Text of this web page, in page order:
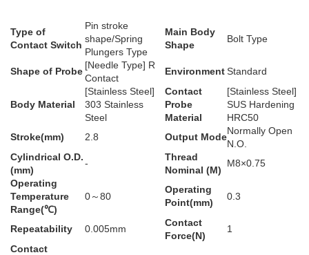
Type of
Contact Switch
Pin stroke
shape/Spring
Plungers Type
Main Body
Shape
Bolt Type
Shape of Probe
[Needle Type] R
Contact
EnvironmentStandard
Body Material
[Stainless Steel]
303 Stainless
Steel
Contact
Probe
Material
[Stainless Steel]
SUS Hardening
HRC50
Stroke(mm)
2.8 Output Mode
Normally Open
N.O.
Cylindrical O.D.
(mm)
-
Thread
Nominal (M)
M8×0.75
Operating
Temperature
Range(℃)
0～80
Operating
Point(mm)
0.3
Repeatability 0.005mm
Contact
Force(N)
1
Contact